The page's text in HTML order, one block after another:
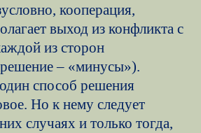
кооперация,
выход из конфликта с
из сторон
– «минусы»).
способ решения
Но к нему следует
случаях и только тогда,